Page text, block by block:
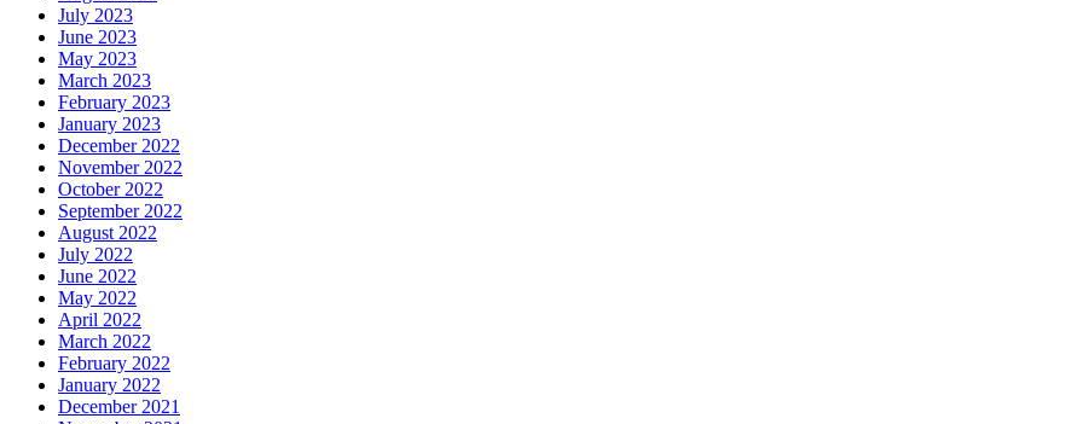
July 2023
June 2023
May 2023
March 2023
February 2023
January 2023
December 2022
November 2022
October 2022
September 2022
August 2022
July 2022
June 2022
May 2022
April 2022
March 2022
February 2022
January 2022
December 2021